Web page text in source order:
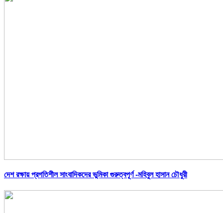
দেশ রক্ষায় প্রগতিশীল সাংবাদিকদের ভুমিকা গুরুত্বপূর্ণ -মহিবুল হাসান চৌধুরী